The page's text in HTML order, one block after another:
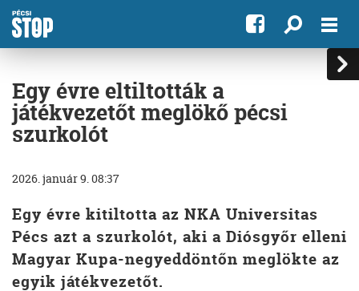
Egy évre eltiltották a
játékvezetőt meglökő pécsi
szurkolót
2026. január 9. 08:37
Egy évre kitiltotta az NKA Universitas
Pécs azt a szurkolót, aki a Diósgyőr elleni
Magyar Kupa-negyeddöntőn meglökte az
egyik játékvezetőt.